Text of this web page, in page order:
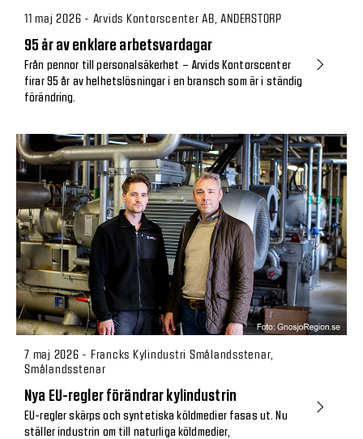
11 maj 2026 - Arvids Kontorscenter AB, ANDERSTORP
95 år av enklare arbetsvardagar
Från pennor till personalsäkerhet – Arvids Kontorscenter
firar 95 år av helhetslösningar i en bransch som är i ständig
förändring.
7 maj 2026 - Francks Kylindustri Smålandsstenar,
Smålandsstenar
Nya EU-regler förändrar kylindustrin
EU-regler skärps och syntetiska köldmedier fasas ut. Nu
ställer industrin om till naturliga köldmedier,